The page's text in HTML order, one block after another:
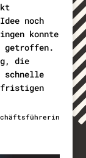
noch
konnte
getroffen.
die
schnelle